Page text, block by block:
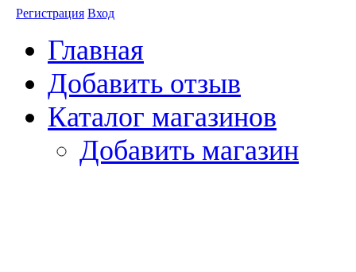
Регистрация Вход
Главная
Добавить отзыв
Каталог магазинов
Добавить магазин